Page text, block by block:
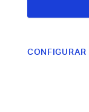
CONFIGURAR